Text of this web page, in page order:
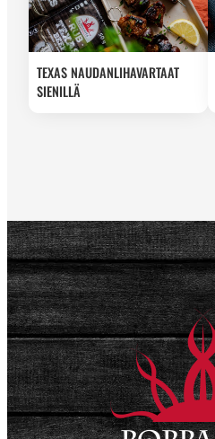
TEXAS NAUDANLIHAVARTAAT
SIENILLÄ